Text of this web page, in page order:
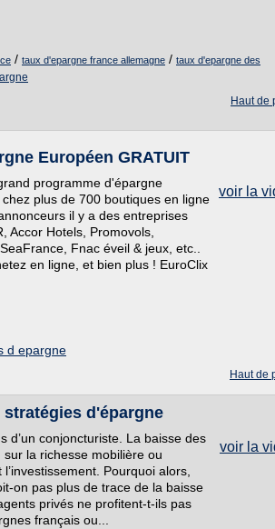
/ taux d'epargne france allemagne / taux d'epargne des
Haut de
Européen GRATUIT
voir la
programme d'épargne
plus de 700 boutiques en ligne
il y a des entreprises
Accor Hotels, Promovols,
Fnac éveil & jeux, etc..
en ligne, et bien plus ! EuroClix
d epargne
Haut de
d'épargne
voir la
d’un conjoncturiste. La baisse des
la richesse mobilière ou
Pourquoi alors,
on pas plus de trace de la baisse
privés ne profitent-t-ils pas
français ou...